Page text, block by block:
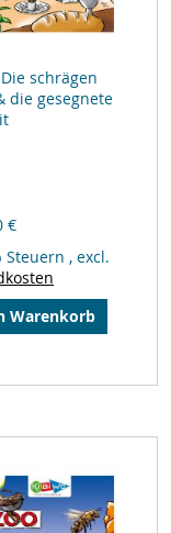
schrägen
die gesegnete
€
Steuern , excl.
Warenkorb